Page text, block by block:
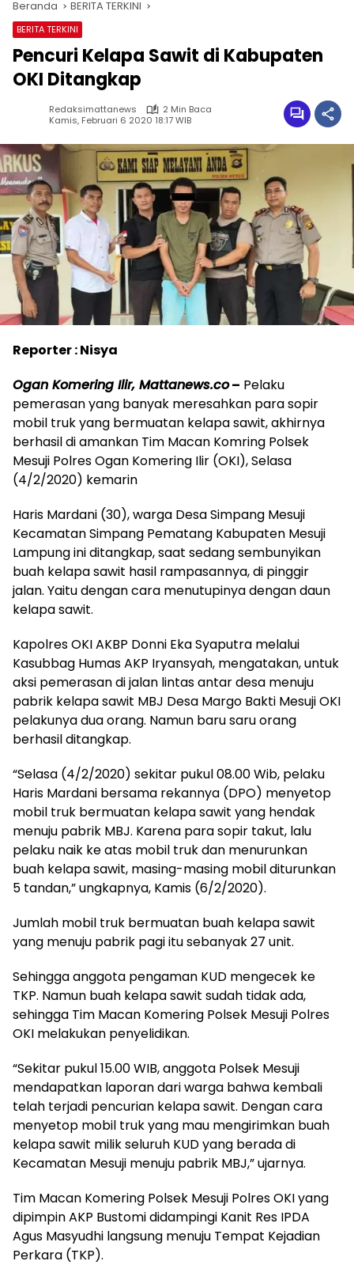
Beranda BERITA TERKINI
BERITA TERKINI
Pencuri Kelapa Sawit di Kabupaten
OKI Ditangkap
Redaksimattanews
2 Min Baca
Kamis, Februari 6 2020 18:17 WIB
Reporter : Nisya
Ogan Komering Ilir, Mattanews.co– Pelaku
pemerasan yang banyak meresahkan para sopir
mobil truk yang bermuatan kelapa sawit, akhirnya
berhasil di amankan Tim Macan Komring Polsek
Mesuji Polres Ogan Komering Ilir (OKI), Selasa
(4/2/2020) kemarin
Haris Mardani (30), warga Desa Simpang Mesuji
Kecamatan Simpang Pematang Kabupaten Mesuji
Lampung ini ditangkap, saat sedang sembunyikan
buah kelapa sawit hasil rampasannya, di pinggir
jalan. Yaitu dengan cara menutupinya dengan daun
kelapa sawit.
Kapolres OKI AKBP Donni Eka Syaputra melalui
Kasubbag Humas AKP Iryansyah, mengatakan, untuk
aksi pemerasan di jalan lintas antar desa menuju
pabrik kelapa sawit MBJ Desa Margo Bakti Mesuji OKI
pelakunya dua orang. Namun baru saru orang
berhasil ditangkap.
“Selasa (4/2/2020) sekitar pukul 08.00 Wib, pelaku
Haris Mardani bersama rekannya (DPO) menyetop
mobil truk bermuatan kelapa sawit yang hendak
menuju pabrik MBJ. Karena para sopir takut, lalu
pelaku naik ke atas mobil truk dan menurunkan
buah kelapa sawit, masing-masing mobil diturunkan
5 tandan,” ungkapnya, Kamis (6/2/2020).
Jumlah mobil truk bermuatan buah kelapa sawit
yang menuju pabrik pagi itu sebanyak 27 unit.
Sehingga anggota pengaman KUD mengecek ke
TKP. Namun buah kelapa sawit sudah tidak ada,
sehingga Tim Macan Komering Polsek Mesuji Polres
OKI melakukan penyelidikan.
“Sekitar pukul 15.00 WIB, anggota Polsek Mesuji
mendapatkan laporan dari warga bahwa kembali
telah terjadi pencurian kelapa sawit. Dengan cara
menyetop mobil truk yang mau mengirimkan buah
kelapa sawit milik seluruh KUD yang berada di
Kecamatan Mesuji menuju pabrik MBJ,” ujarnya.
Tim Macan Komering Polsek Mesuji Polres OKI yang
dipimpin AKP Bustomi didampingi Kanit Res IPDA
Agus Masyudhi langsung menuju Tempat Kejadian
Perkara (TKP).